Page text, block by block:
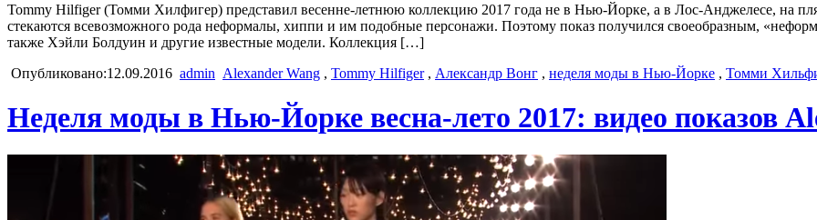
Tommy Hilfiger (Томми Хилфигер) представил весенне-летнюю коллекцию 2017 года не в Нью-Йорке, а в Лос-Анджелесе, на
стекаются всевозможного рода неформалы, хиппи и им подобные персонажи. Поэтому показ получился своеобразным,
также Хэйли Болдуин и другие известные модели. Коллекция […]
Опубликовано:12.09.2016 admin Alexander Wang , Tommy Hilfiger, Александр Вонг , неделя моды в Нью-Йорке , Томми
Неделя моды в Нью-Йорке весна-лето 2017: видео показов